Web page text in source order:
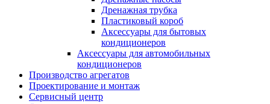
Дренажная трубка
Пластиковый короб
Аксессуары для бытовых
кондиционеров
Аксессуары для автомобильных
кондиционеров
Производство агрегатов
Проектирование и монтаж
Сервисный центр